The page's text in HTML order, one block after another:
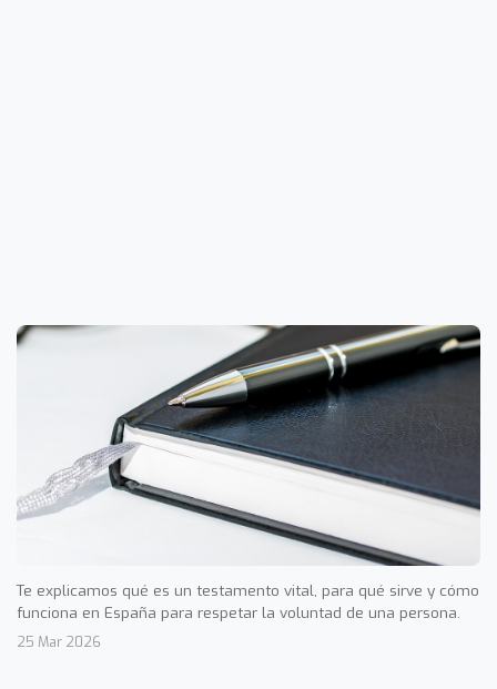
Te explicamos qué es un testamento vital, para qué sirve y cómo
funciona en España para respetar la voluntad de una persona.
25 Mar 2026